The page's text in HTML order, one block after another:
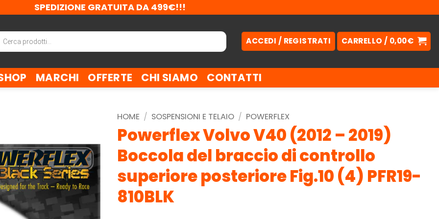
SPEDIZIONE GRATUITA DA 499€!!!
ACCEDI / REGISTRATI CARRELLO / 0,00€
MARCHI OFFERTE CHI SIAMO CONTATTI
HOME / SOSPENSIONI E TELAIO / POWERFLEX
Powerflex Volvo V40 (2012 – 2019)
Boccola del braccio di controllo
superiore posteriore Fig.10 (4) PFR19-
810BLK